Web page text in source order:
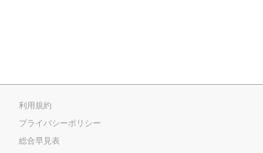
利用規約
プライバシーポリシー
総合早見表